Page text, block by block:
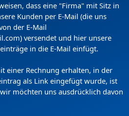
dass eine "Firma" mit Sitz in
Kunden per E-Mail (die uns
der E-Mail
versendet und hier unsere
in die E-Mail einfügt.
einer Rechnung erhalten, in der
als Link eingefügt wurde, ist
möchten uns ausdrücklich davon